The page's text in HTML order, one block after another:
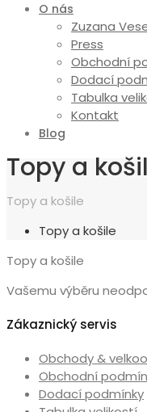
O nás
Zuzana
Press
Obchodní
Dodací
Tabulka
Kontakt
Blog
Topy a
Topy a košile
Topy a košile
Topy a košile
Vašemu výběru
Zákaznický servis
Obchody &
Obchodní
Dodací podmínky